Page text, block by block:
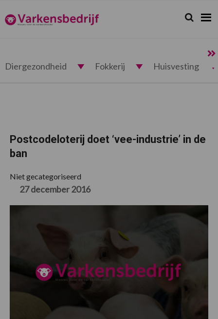
de
hoofdnavigatie
de
hoofd
de
eerste
de
voettekst
Varkensbedrijf.nl Zoeken...
Zoek
Diergezondheid Fokkerij Huisvesting
Postcodeloterij doet ‘vee-industrie’ in de
ban
Niet gecategoriseerd
27 december 2016